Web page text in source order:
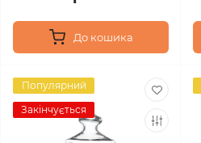
До кошика
Популярний
Закінчується